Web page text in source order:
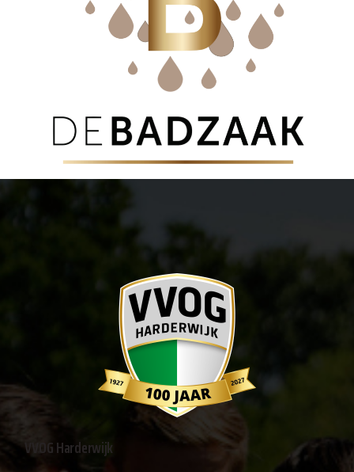
VVOG Harderwijk